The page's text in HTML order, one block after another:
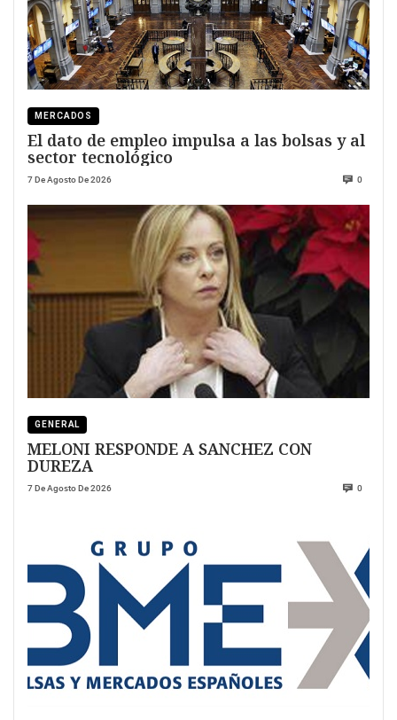
MERCADOS
El dato de empleo impulsa a las bolsas y al
sector tecnológico
7 De Agosto De 2026 0
GENERAL
MELONI RESPONDE A SANCHEZ CON
DUREZA
7 De Agosto De 2026 0